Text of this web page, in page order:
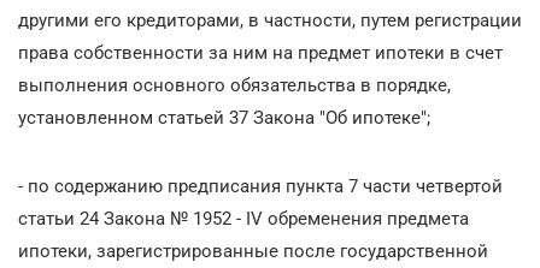
другими его кредиторами, в частности, путем регистрации
права собственности за ним на предмет ипотеки в счет
выполнения основного обязательства в порядке,
установленном статьей 37 Закона "Об ипотеке";
- по содержанию предписания пункта 7 части четвертой
статьи 24 Закона № 1952 - IV обременения предмета
ипотеки, зарегистрированные после государственной